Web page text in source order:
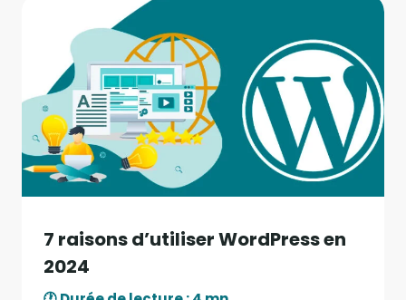
7 raisons d’utiliser WordPress en
2024